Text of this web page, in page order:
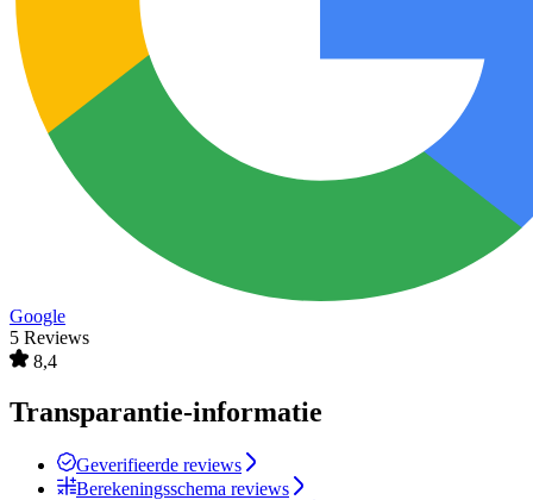
Google
5 Reviews
8,4
Transparantie-informatie
Geverifieerde reviews
Berekeningsschema reviews